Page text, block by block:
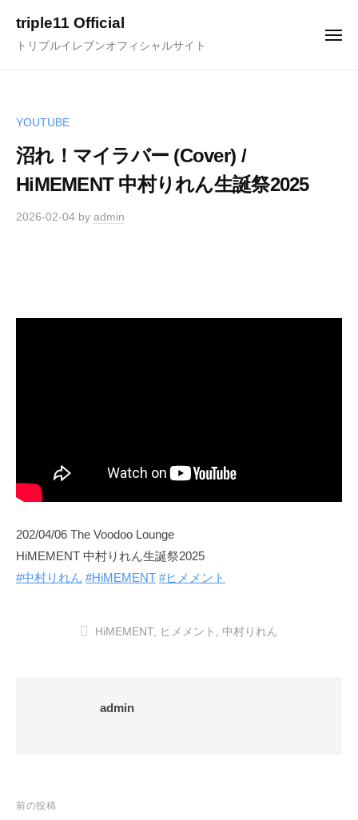
triple11 Official
トリプルイレブンオフィシャルサイト
メ
YOUTUBE
沼れ！マイラバー (Cover) /
HiMEMENT 中村りれん生誕祭2025
2026-02-04 by admin
202/04/06 The Voodoo Lounge
HiMEMENT 中村りれん生誕祭2025
#中村りれん #HiMEMENT #ヒメメント
HiMEMENT, ヒメメント , 中村りれん
admin
投
前の投稿